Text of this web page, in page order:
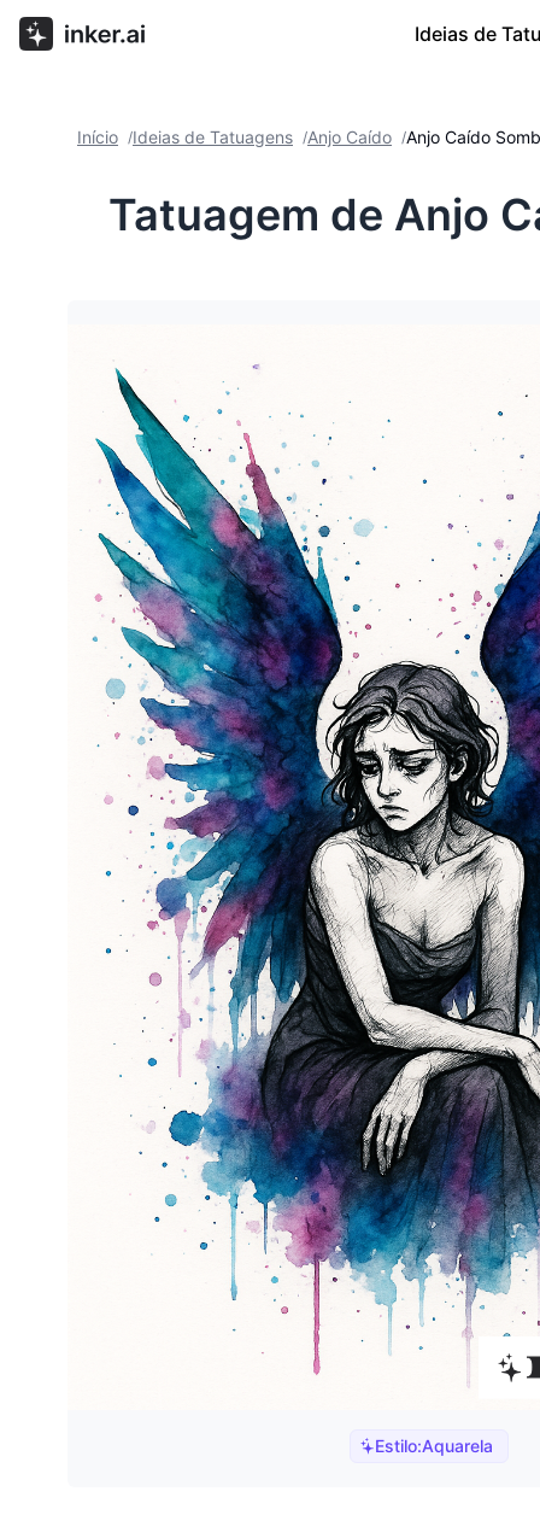
Ideias de
Início /Ideias de Tatuagens /Anjo Caído /Anjo Caído
Tatuagem de Anjo
Estilo:Aquarela